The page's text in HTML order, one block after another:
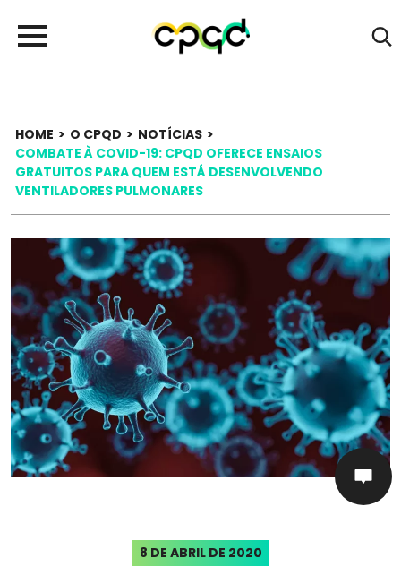
HOME > O CPQD > NOTÍCIAS >
COMBATE À COVID-19: CPQD OFERECE ENSAIOS
GRATUITOS PARA QUEM ESTÁ DESENVOLVENDO
VENTILADORES PULMONARES
8 DE ABRIL DE 2020